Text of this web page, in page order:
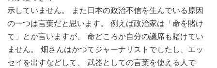
示していません。 また日本の政治不信を生んでいる原因
の一つは言葉だと思います。 例えば政治家は「命を賭け
て」とか言いますが、 命どころか自分の議席も賭けてい
ません。 畑さんはかつてジャーナリストでしたし、エッ
セイを出すなどして、 武器としての言葉を使える人で